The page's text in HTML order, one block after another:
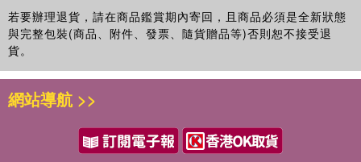
若要辦理退貨，請在商品鑑賞期內寄回，且商品必須是全新狀態
與完整包裝(商品、附件、發票、隨貨贈品等)否則恕不接受退
貨。
網站導航 >>